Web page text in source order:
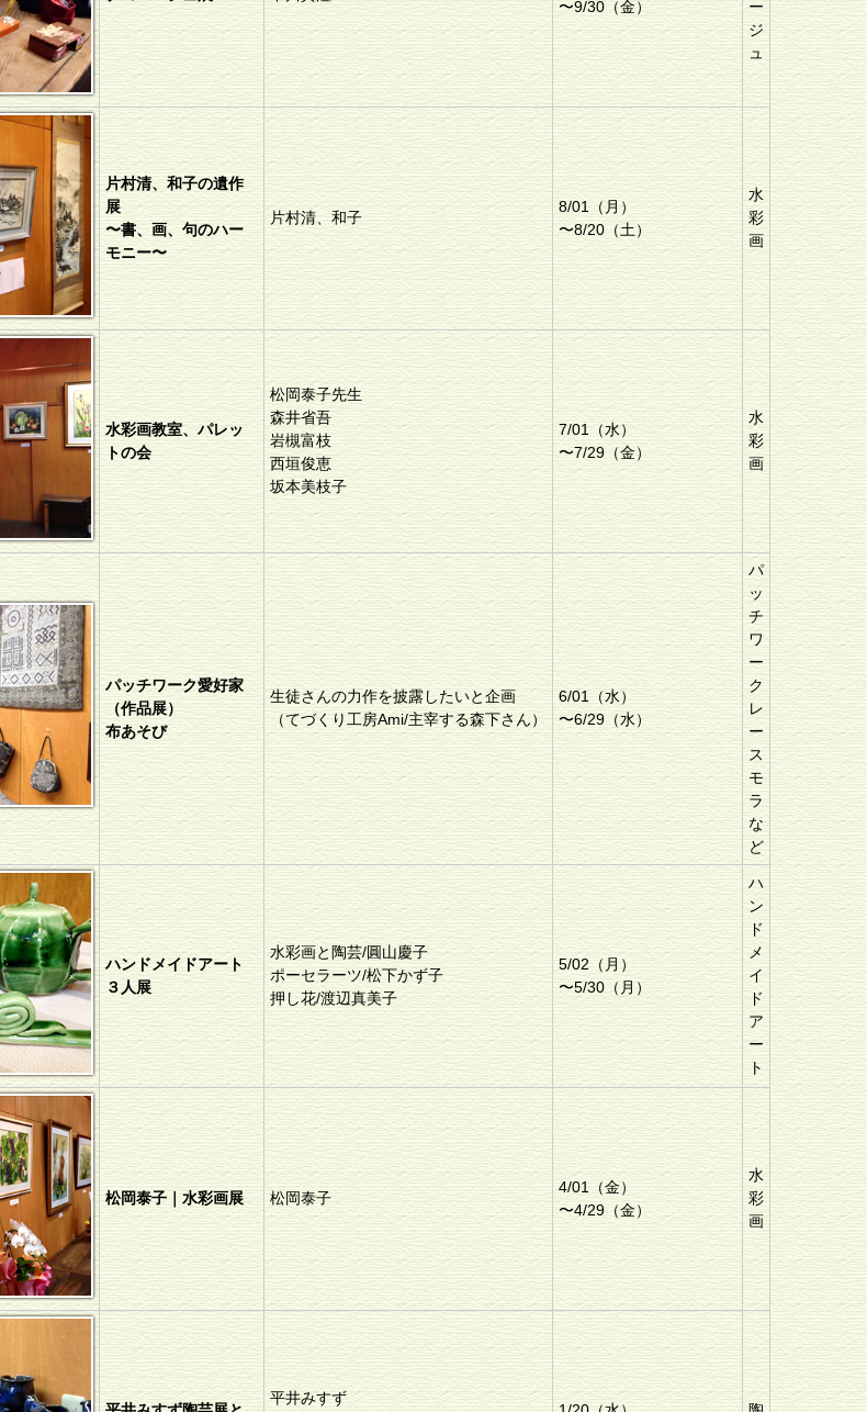
〜9/30（金）
ー
ジ
ュ
片村清、和子の遺作
展
〜書、画、句のハー
モニー〜
片村清、和子
8/01（月）
〜8/20（土）
水
彩
画
水彩画教室、パレッ
トの会
松岡泰子先生
森井省吾
岩槻富枝
西垣俊恵
坂本美枝子
7/01（水）
〜7/29（金）
水
彩
画
パッチワーク愛好家
（作品展）
布あそび
生徒さんの力作を披露したいと企画
（てづくり工房Ami/主宰する森下さん）
6/01（水）
〜6/29（水）
パ
ッ
チ
ワ
ー
ク
レ
ー
ス
モ
ラ
な
ど
ハンドメイドアート
３人展
水彩画と陶芸/圓山慶子
ポーセラーツ/松下かず子
押し花/渡辺真美子
5/02（月）
〜5/30（月）
ハ
ン
ド
メ
イ
ド
ア
ー
ト
松岡泰子｜水彩画展 松岡泰子
4/01（金）
〜4/29（金）
水
彩
画
平井みすず